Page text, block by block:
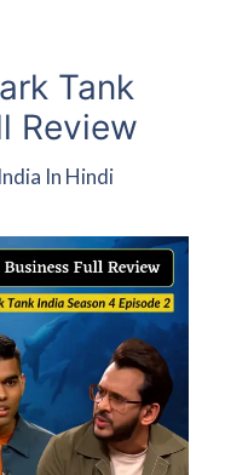
Tank
Review
In Hindi